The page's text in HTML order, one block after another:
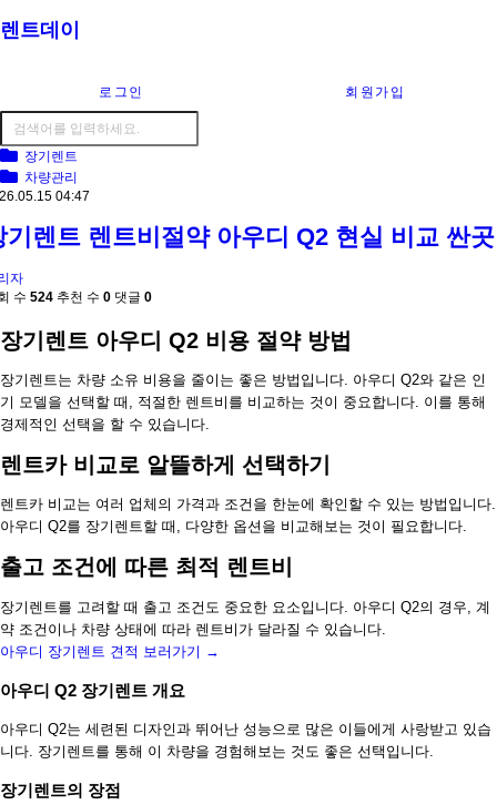
렌트데이
로그인 회원가입
장기렌트
차량관리
04:47
기렌트 렌트비절약 아우디 Q2 현실 비교 싼곳
자
수 524 추천 수 0 댓글 0
장기렌트 아우디 Q2 비용 절약 방법
장기렌트는 차량 소유 비용을 줄이는 좋은 방법입니다. 아우디 Q2와 같은 인
기 모델을 선택할 때, 적절한 렌트비를 비교하는 것이 중요합니다. 이를 통해
경제적인 선택을 할 수 있습니다.
렌트카 비교로 알뜰하게 선택하기
렌트카 비교는 여러 업체의 가격과 조건을 한눈에 확인할 수 있는 방법입니다.
아우디 Q2를 장기렌트할 때, 다양한 옵션을 비교해보는 것이 필요합니다.
출고 조건에 따른 최적 렌트비
장기렌트를 고려할 때 출고 조건도 중요한 요소입니다. 아우디 Q2의 경우, 계
약 조건이나 차량 상태에 따라 렌트비가 달라질 수 있습니다.
아우디 장기렌트 견적 보러가기 →
아우디 Q2 장기렌트 개요
아우디 Q2는 세련된 디자인과 뛰어난 성능으로 많은 이들에게 사랑받고 있습
니다. 장기렌트를 통해 이 차량을 경험해보는 것도 좋은 선택입니다.
장기렌트의 장점